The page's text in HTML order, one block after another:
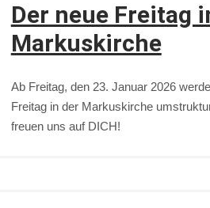
Der neue Freitag
Markuskirche
Ab Freitag, den 23. Januar 2026
Freitag in der Markuskirche
freuen uns auf DICH!